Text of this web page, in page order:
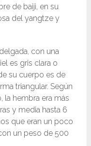
de baiji, en su
del yangtze y
con una
es gris clara o
su cuerpo es de
triangular. Según
la hembra era más
y media hasta 6
que eran un poco
un peso de 500